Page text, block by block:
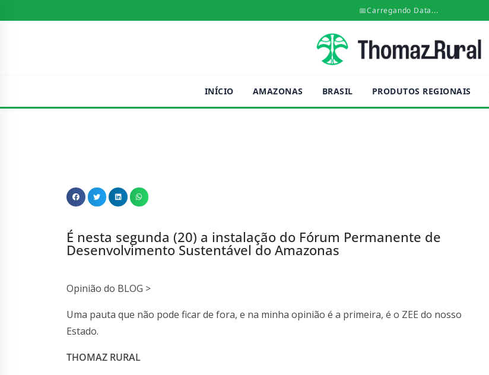
📅Carregando Data...
INÍCIO AMAZONAS BRASIL PRODUTOS REGIONAIS
É nesta segunda (20) a instalação do Fórum Permanente de
Desenvolvimento Sustentável do Amazonas
Opinião do BLOG >
Uma pauta que não pode ficar de fora, e na minha opinião é a primeira, é o ZEE do nosso
Estado.
THOMAZ RURAL